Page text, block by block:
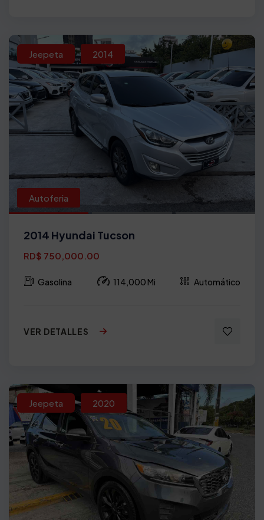
Jeepeta 2014
Autoferia
2014 Hyundai Tucson
RD$ 750,000.00
Gasolina 114,000 Mi Automático
VER DETALLES
Jeepeta 2020